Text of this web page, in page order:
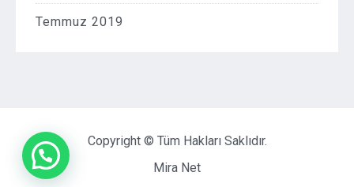
Temmuz 2019
Copyright © Tüm Hakları Saklıdır.
Mira Net